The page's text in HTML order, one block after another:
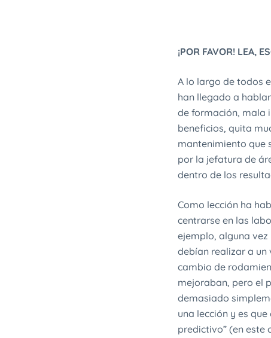
¡POR FAVOR! LEA,
A lo largo de todos
han llegado a
de formación, mala
beneficios, quita
mantenimiento que
por la jefatura de
dentro de los
Como lección ha
centrarse en las
ejemplo, alguna
debían realizar a un
cambio de
mejoraban, pero el
demasiado
una lección y es
predictivo” (en este